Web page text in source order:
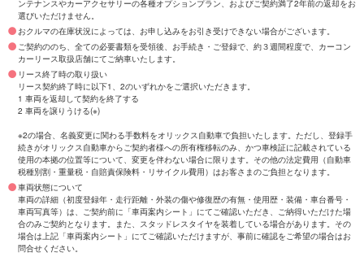
ンテナンスやカーアクセサリーの各種オプションプラン、およびご契約満了2年前の返却をお
選びいただけません。
おクルマの在庫状況によっては、お申し込みをお引き受けできない場合がございます。
ご契約ののち、全ての必要書類を受領後、お手続き・ご登録で、約３週間程度で、カーコン
カーリース取扱店舗にてご納車いたします。
リース終了時の取り扱い
リース契約終了時に以下1、2のいずれかをご選択いただきます。
1 車両を返却して契約を終了する
2 車両を譲りうける(※)
※2の場合、名義変更に関わる手数料をオリックス自動車で負担いたします。ただし、登録手
続きがオリックス自動車からご契約者様への所有権移転のみ、かつ車検証に記載されている
使用の本拠の位置等について、変更を伴わない場合に限ります。その他の法定費用（自動車
税種別割・重量税・自賠責保険料・リサイクル費用）はお客さまのご負担となります。
車両状態について
車両の詳細（初度登録年・走行距離・外装の傷や修復歴の有無・使用歴・装備・車台番号・
車両写真等）は、ご契約前に「車両案内シート」にてご確認いただき、ご納得いただけた場
合のみご契約となります。また、スタッドレスタイヤを装着している場合があります。その
場合は上記「車両案内シート」にてご確認いただけますが、事前に確認をご希望の場合はお
問合せください。